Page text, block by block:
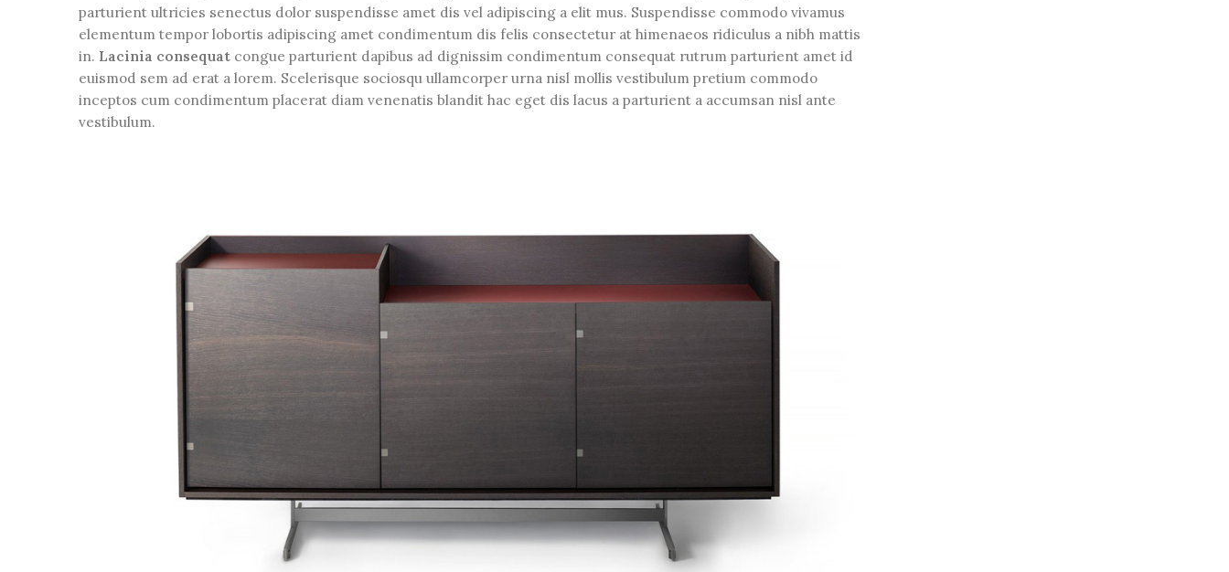
parturient ultricies senectus dolor suspendisse amet dis vel adipiscing a elit mus. Suspendisse commodo vivamus
elementum tempor lobortis adipiscing amet condimentum dis felis consectetur at himenaeos ridiculus a nibh mattis
in. Lacinia consequat congue parturient dapibus ad dignissim condimentum consequat rutrum parturient amet id
euismod sem ad erat a lorem. Scelerisque sociosqu ullamcorper urna nisl mollis vestibulum pretium commodo
inceptos cum condimentum placerat diam venenatis blandit hac eget dis lacus a parturient a accumsan nisl ante
vestibulum.